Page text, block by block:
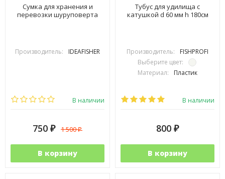
Сумка для хранения и
перевозки шуруповерта
Производитель: IDEAFISHER
В наличии
750 ₽ 1 500₽
В корзину
Тубус для удилища с
катушкой d 60 мм h 180см
Производитель:
FISHPROFI
Выберите цвет:
Материал:
Пластик
В наличии
800 ₽
В корзину